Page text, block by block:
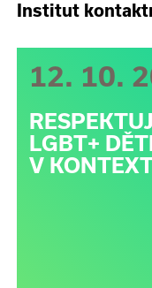
Institut
12. 10.
LGBT+
V